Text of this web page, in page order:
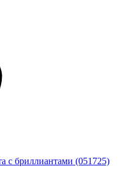
с бриллиантами (051725)